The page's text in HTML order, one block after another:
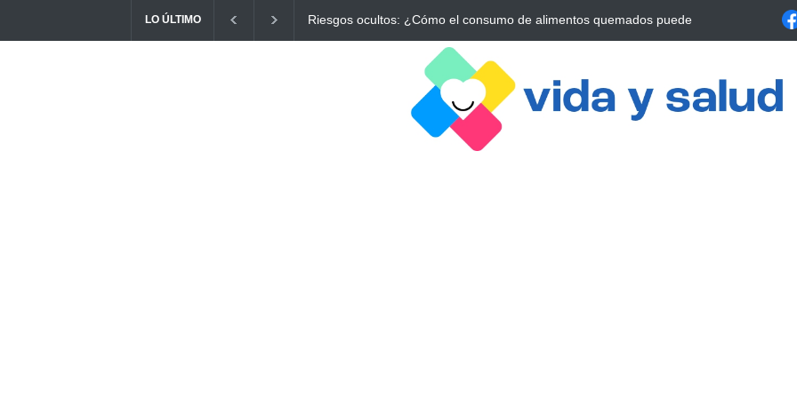
LO ÚLTIMO Ayuno Digital: La Estrategia Esencial para Mejorar tu Bienestar La conexión vital